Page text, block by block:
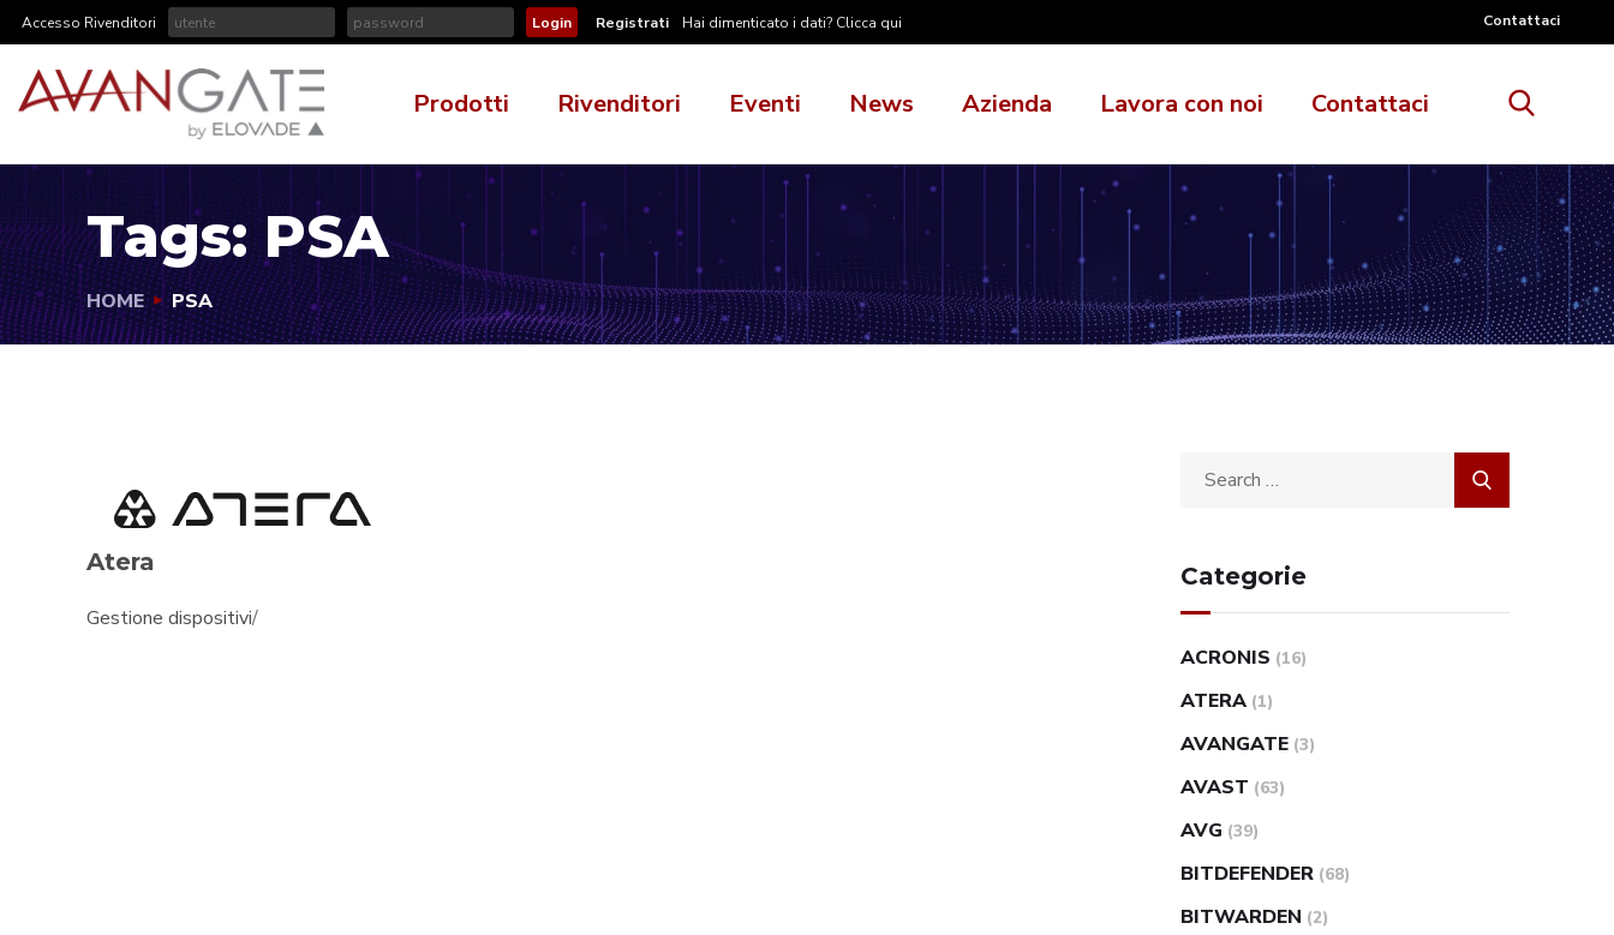
Accesso Rivenditori Registrati Hai dimenticato i dati? Clicca qui Contattaci
Prodotti Rivenditori Eventi News Azienda Lavora con noi Contattaci
Tags:PSA
HOME PSA
Atera
Gestione dispositivi/
Categorie
ACRONIS (16)
ATERA (1)
AVANGATE (3)
AVAST (63)
AVG (39)
BITDEFENDER (68)
BITWARDEN (2)